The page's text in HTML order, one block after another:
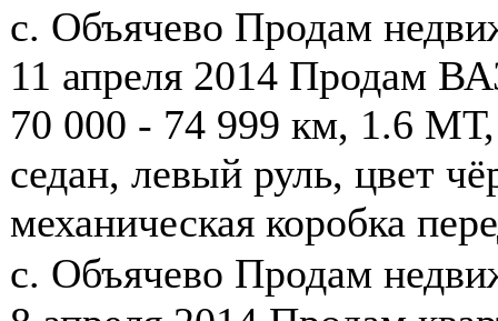
с. Объячево Продам
11 апреля 2014 Продам
70 000 - 74 999 км, 1.6
седан, левый руль, цвет
механическая коробка
с. Объячево Продам